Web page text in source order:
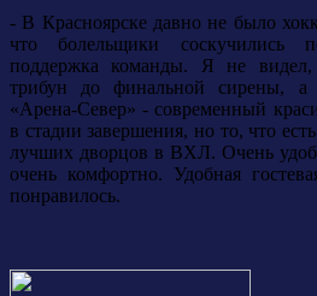
- В Красноярске давно не было
что болельщики соскучились
поддержка команды. Я не
трибун до финальной сирены,
«Арена-Север» - современный
в стадии завершения, но то, что
лучших дворцов в ВХЛ. Очень
очень комфортно. Удобная
понравилось.